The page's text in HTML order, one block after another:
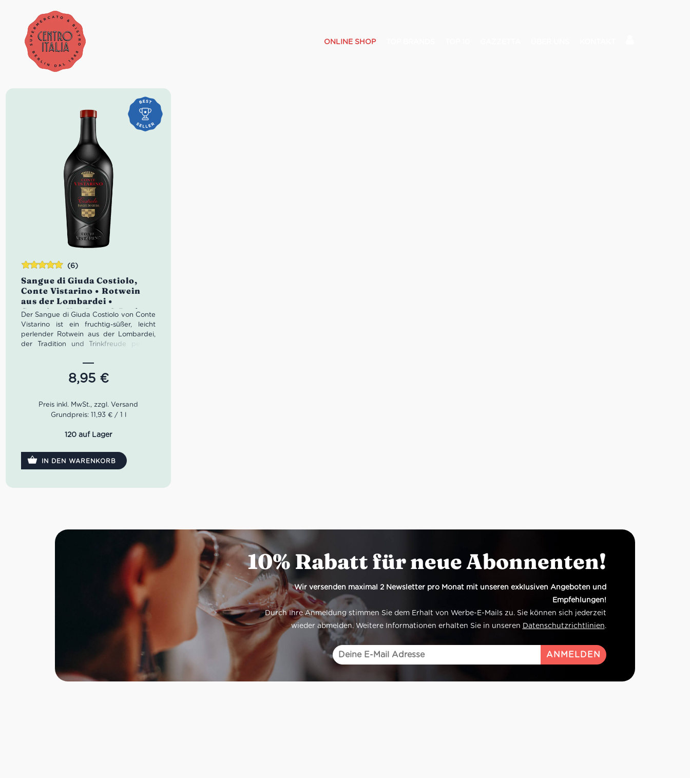
ONLINE SHOP
Sangue di Giuda Costiolo,
Conte Vistarino • Rotwein
aus der Lombardei •
Croatina, Uva Rara & Barbera
(6)
Der Sangue di Giuda Costiolo von Conte
Vistarino ist ein fruchtig-süßer, leicht
perlender Rotwein aus der Lombardei,
der Tradition und Trinkfreude perfekt
Kirschen, Waldbeeren und floralen
Nuancen treffen auf eine lebendige
Frische und feine Perlage. Ein
– ideal für Desserts, gesellige Abende
oder als überraschender Aperitif.
8,95 €
mit5.00von
5
Grundpreis: 11,93 € / 1 l
120 auf Lager
IN DEN WARENKORB
10% Rabatt für neue Abonnenten!
Wir versenden maximal 2 Newsletter pro Monat mit unseren exklusiven Angeboten und
Empfehlungen!
Durch Ihre Anmeldung stimmen Sie dem Erhalt von Werbe-E-Mails zu. Sie können sich jederzeit
wieder abmelden. Weitere Informationen erhalten Sie in unseren Datenschutzrichtlinien.